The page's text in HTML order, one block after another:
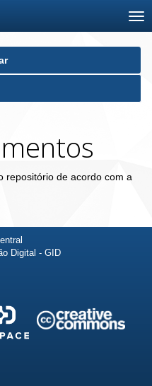
repositório de acordo com a
Digital - GID